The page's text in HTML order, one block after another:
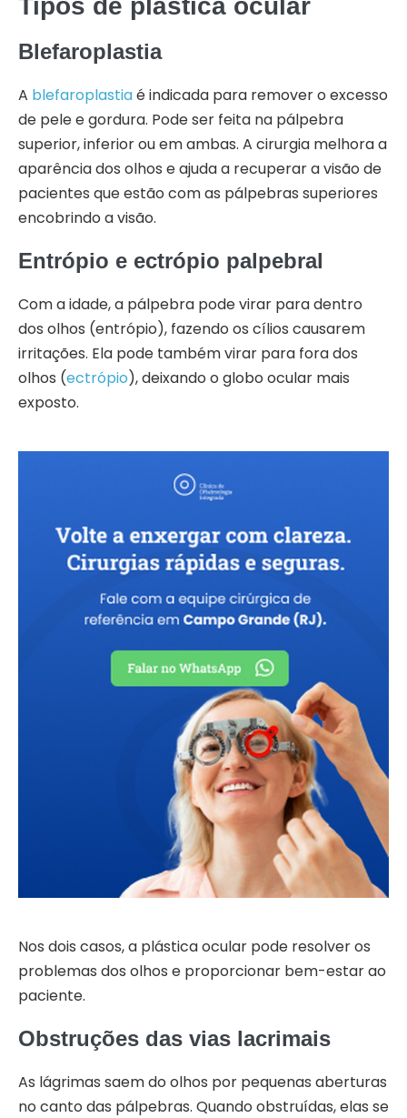
Tipos de plástica ocular
Blefaroplastia
A blefaroplastiaé indicada para remover o excesso
de pele e gordura. Pode ser feita na pálpebra
superior, inferior ou em ambas. A cirurgia melhora a
aparência dos olhos e ajuda a recuperar a visão de
pacientes que estão com as pálpebras superiores
encobrindo a visão.
Entrópio e ectrópio palpebral
Com a idade, a pálpebra pode virar para dentro
dos olhos (entrópio), fazendo os cílios causarem
irritações. Ela pode também virar para fora dos
olhos (ectrópio), deixando o globo ocular mais
exposto.
Nos dois casos, a plástica ocular pode resolver os
problemas dos olhos e proporcionar bem-estar ao
paciente.
Obstruções das vias lacrimais
As lágrimas saem do olhos por pequenas aberturas
no canto das pálpebras. Quando obstruídas, elas se